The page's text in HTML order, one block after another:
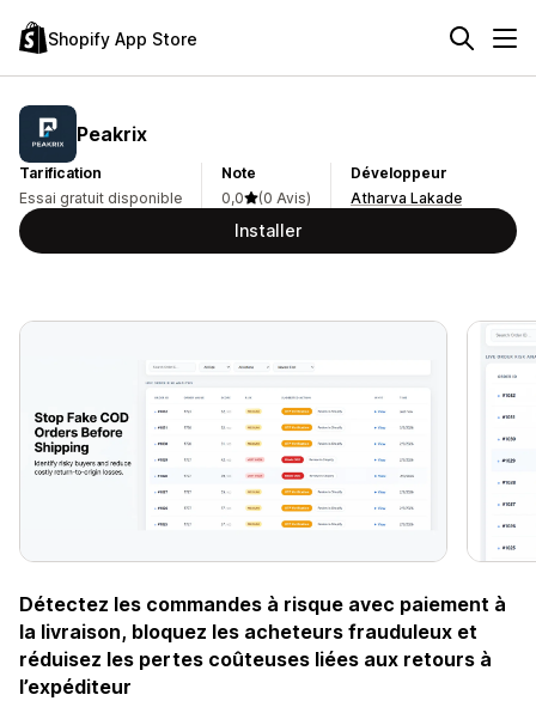
Shopify App Store
Peakrix
Tarification
Essai gratuit disponible
Note
0,0
(0 Avis)
Développeur
Atharva Lakade
Installer
Détectez les commandes à risque avec paiement à
la livraison, bloquez les acheteurs frauduleux et
réduisez les pertes coûteuses liées aux retours à
l’expéditeur